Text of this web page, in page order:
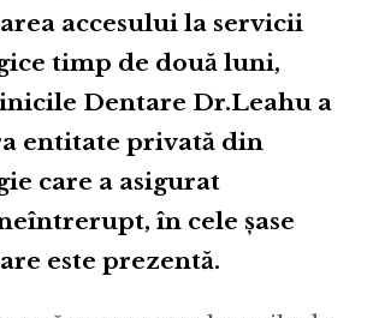
accesului la servicii
timp de două luni,
Dentare Dr.Leahu a
entitate privată din
care a asigurat
în cele șase
este prezentă.